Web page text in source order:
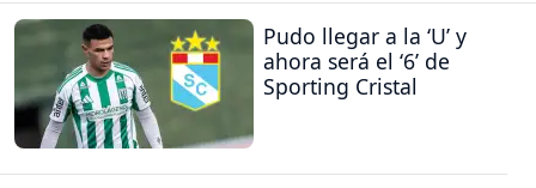
Pudo llegar a la ‘U’ y
ahora será el ‘6’ de
Sporting Cristal